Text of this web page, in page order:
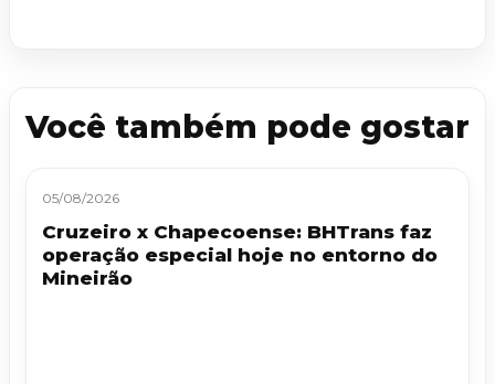
Você também pode gostar
05/08/2026
Cruzeiro x Chapecoense: BHTrans faz
operação especial hoje no entorno do
Mineirão